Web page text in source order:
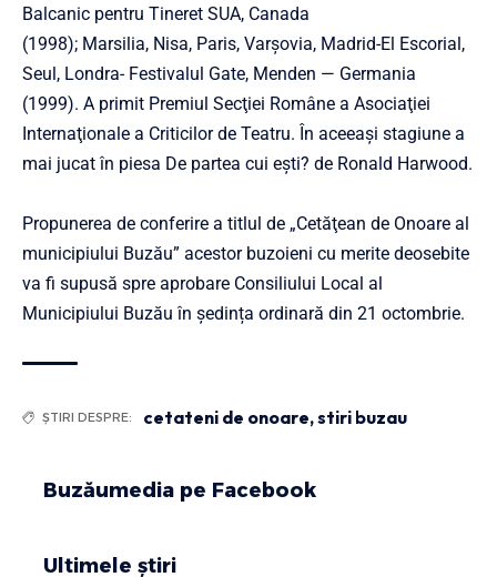
Balcanic pentru Tineret SUA, Canada
(1998); Marsilia, Nisa, Paris, Varşovia, Madrid-El Escorial,
Seul, Londra- Festivalul Gate, Menden — Germania
(1999). A primit Premiul Secţiei Române a Asociaţiei
Internaţionale a Criticilor de Teatru. În aceeaşi stagiune a
mai jucat în piesa De partea cui eşti? de Ronald Harwood.
Propunerea de conferire a titlul de „Cetăţean de Onoare al
municipiului Buzău” acestor buzoieni cu merite deosebite
va fi supusă spre aprobare Consiliului Local al
Municipiului Buzău în ședința ordinară din 21 octombrie.
ȘTIRI DESPRE: cetateni de onoare,stiri buzau
Buzăumedia pe Facebook
Ultimele știri